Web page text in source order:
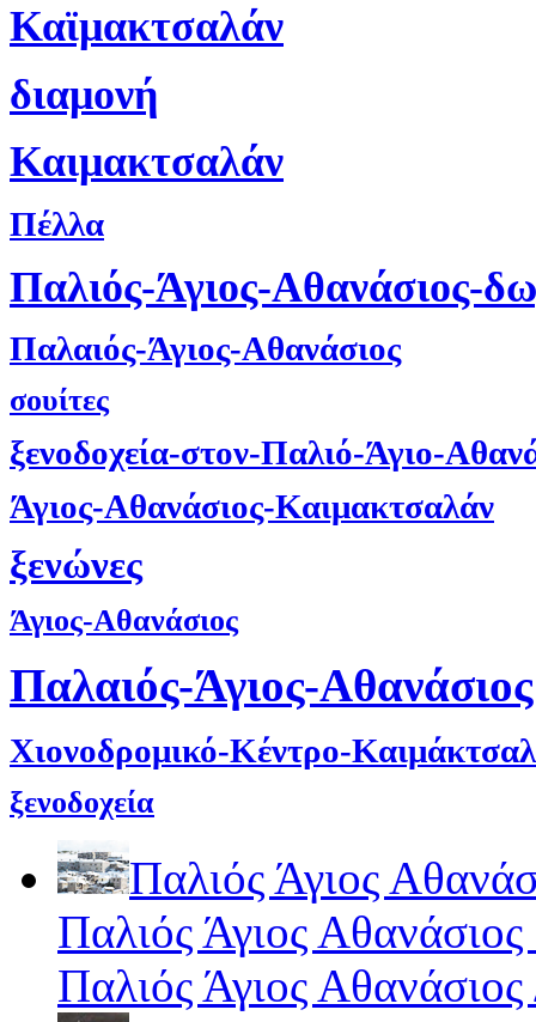
Καϊμακτσαλάν
διαμονή
Καιμακτσαλάν
Πέλλα
Παλιός-Άγιος-Αθανάσιος-
Παλαιός-Άγιος-Αθανάσιος
σουίτες
ξενοδοχεία-στον-Παλιό-Άγιο-
Άγιος-Αθανάσιος-Καιμακτσαλάν
ξενώνες
Άγιος-Αθανάσιος
Παλαιός-Άγιος-Αθανάσιος
Χιονοδρομικό-Κέντρο-
ξενοδοχεία
Παλιός Άγιος
Παλιός Άγιος Αθανάσιος
Παλιός Άγιος